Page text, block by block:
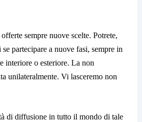
sempre nuove scelte. Potrete,
partecipare a nuove fasi, sempre in
interiore o esteriore. La non
unilateralmente. Vi lasceremo non
di diffusione in tutto il mondo di tale